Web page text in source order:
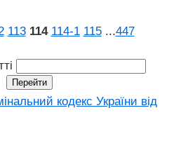
113 114 114‑1 115 ...447
кодекс України від